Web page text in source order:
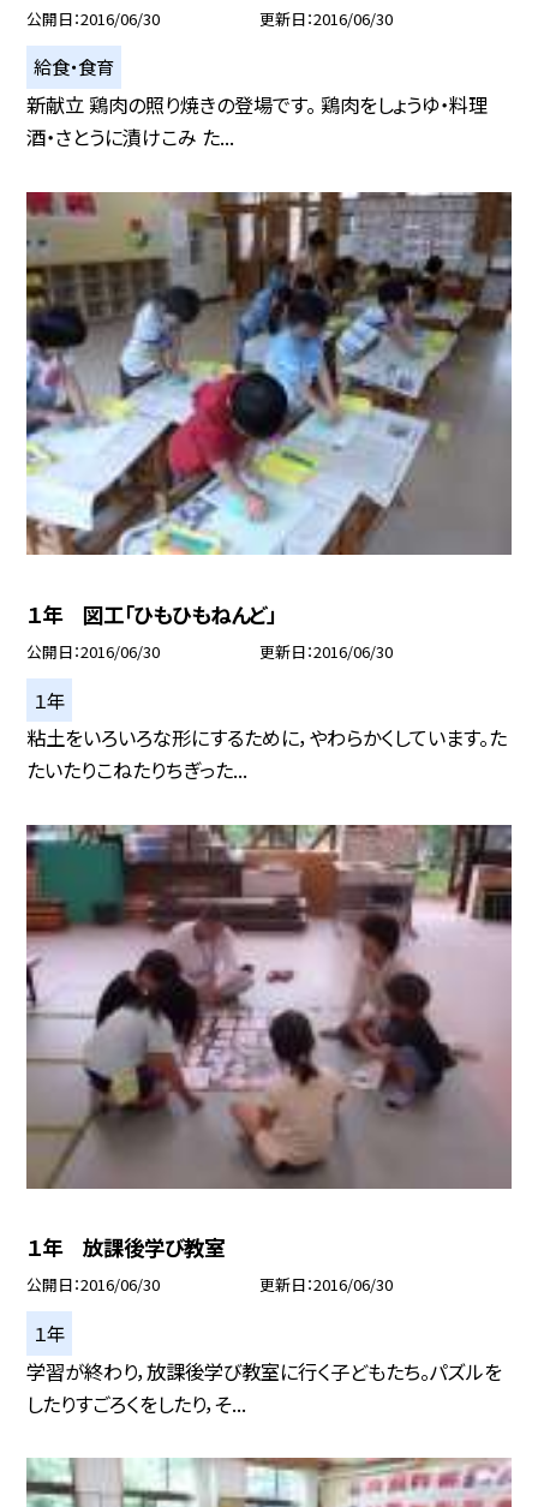
公開日 2016/06/30 更新日 2016/06/30
給食・食育
新献立 鶏肉の照り焼きの登場です。 鶏肉をしょうゆ・料理
酒・さとうに漬けこみ た...
１年 図工「ひもひもねんど」
公開日 2016/06/30 更新日 2016/06/30
１年
粘土をいろいろな形にするために，やわらかくしています。た
たいたりこねたりちぎった...
１年 放課後学び教室
公開日 2016/06/30 更新日 2016/06/30
１年
学習が終わり，放課後学び教室に行く子どもたち。パズルを
したりすごろくをしたり，そ...